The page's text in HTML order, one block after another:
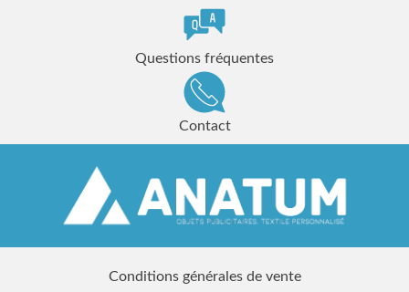
Questions fréquentes
Contact
Conditions générales de vente